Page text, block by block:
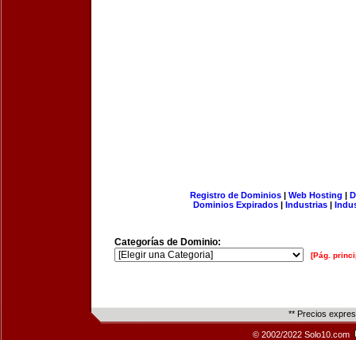
Registro de Dominios| Web Hosting |
Dominios Expirados | Industrias |
Categorías de Dominio:
[Pág.
** Precios
© 2002/2022 Solo10.com